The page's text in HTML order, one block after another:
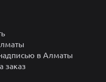
в Алматы
заказ